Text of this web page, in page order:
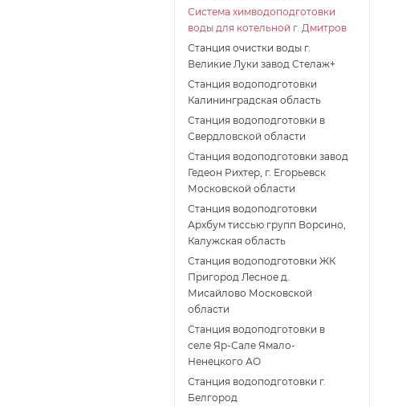
Система химводоподготовки
воды для котельной г. Дмитров
Станция очистки воды г.
Великие Луки завод Стелаж+
Станция водоподготовки
Калининградская область
Станция водоподготовки в
Свердловской области
Станция водоподготовки завод
Гедеон Рихтер, г. Егорьевск
Московской области
Станция водоподготовки
Архбум тиссью групп Ворсино,
Калужская область
Станция водоподготовки ЖК
Пригород Лесное д.
Мисайлово Московской
области
Станция водоподготовки в
селе Яр-Сале Ямало-
Ненецкого АО
Станция водоподготовки г.
Белгород